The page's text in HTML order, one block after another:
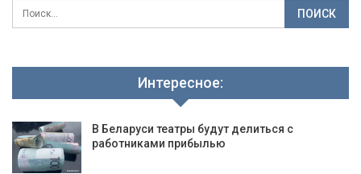
Интересное:
В Беларуси театры будут делиться с
работниками прибылью